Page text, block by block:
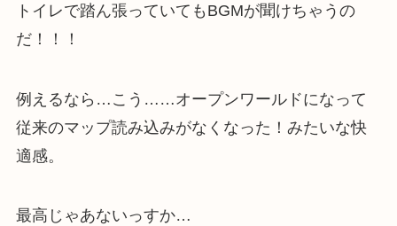
トイレで踏ん張っていてもBGMが聞けちゃうの
だ！！！
例えるなら…こう……オープンワールドになって
従来のマップ読み込みがなくなった！みたいな快
適感。
最高じゃあないっすか…